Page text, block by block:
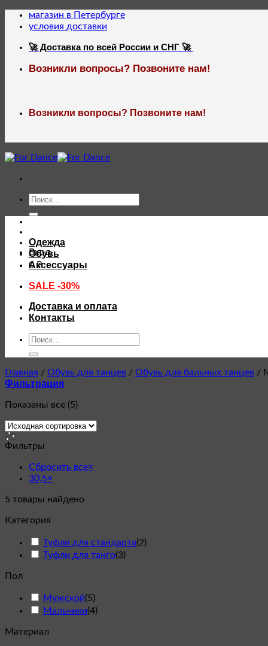
Skip
магазин в Петербурге
условия доставки
🚀 Доставка по всей России и СНГ 🚀
Возникли вопросы? Позвоните нам!
Возникли вопросы? Позвоните нам!
Искать:
Вход
0₽
Одежда
Обувь
Аксессуары
SALE -30%
Доставка и оплата
Контакты
Искать:
Главная / Обувь для танцев / Обувь для бальных танцев /
Фильтрация
Показаны все (5)
Фильтры
Сбросить все×
30,5×
5 товары найдено
Категория
Туфли для стандарта(2)
Туфли для танго(3)
Пол
Мужской(5)
Мальчики(4)
Материал